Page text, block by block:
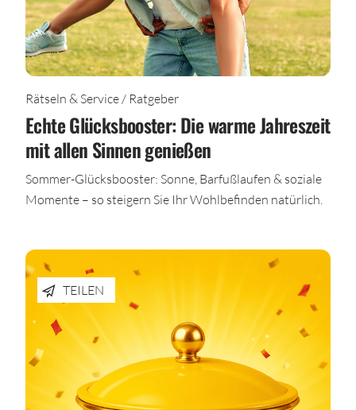
Rätseln & Service / Ratgeber
Echte Glücksbooster: Die warme Jahreszeit
mit allen Sinnen genießen
Sommer-Glücksbooster: Sonne, Barfußlaufen & soziale
Momente – so steigern Sie Ihr Wohlbefinden natürlich.
TEILEN